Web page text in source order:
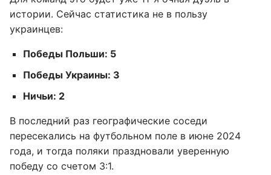
истории. Сейчас статистика не в пользу
украинцев:
Победы Польши: 5
Победы Украины: 3
Ничьи: 2
В последний раз географические соседи
пересекались на футбольном поле в июне 2024
года, и тогда поляки праздновали уверенную
победу со счетом 3:1.